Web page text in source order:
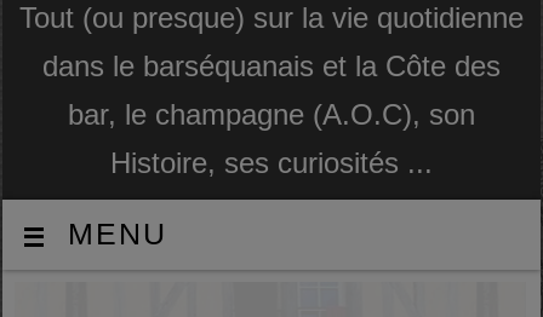
Tout (ou presque) sur la vie quotidienne
dans le barséquanais et la Côte des
bar, le champagne (A.O.C), son
Histoire, ses curiosités ...
MENU